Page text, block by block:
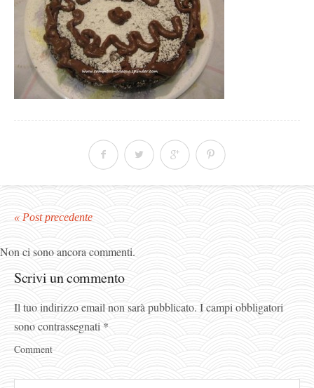
« Post precedente
Non ci sono ancora commenti.
Scrivi un commento
Il tuo indirizzo email non sarà pubblicato. I campi obbligatori
sono contrassegnati *
Comment